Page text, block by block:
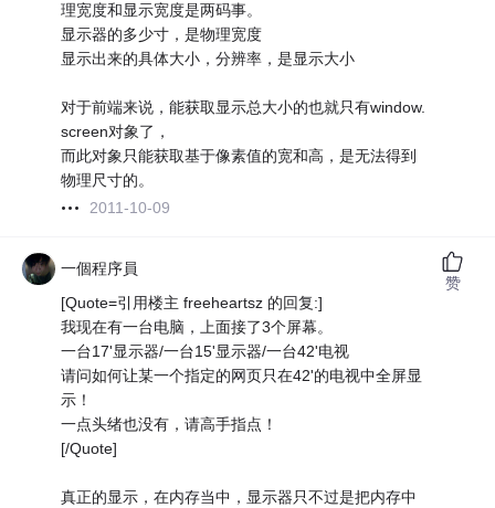
理宽度和显示宽度是两码事。
显示器的多少寸，是物理宽度
显示出来的具体大小，分辨率，是显示大小
对于前端来说，能获取显示总大小的也就只有window.
screen对象了，
而此对象只能获取基于像素值的宽和高，是无法得到
物理尺寸的。
2011-10-09
一個程序員
[Quote=引用楼主 freeheartsz 的回复:]
我现在有一台电脑，上面接了3个屏幕。
一台17'显示器/一台15'显示器/一台42'电视
请问如何让某一个指定的网页只在42'的电视中全屏显
示！
一点头绪也没有，请高手指点！
[/Quote]
真正的显示，在内存当中，显示器只不过是把内存中
赞